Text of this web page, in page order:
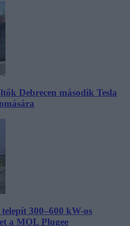
Debrecen második Tesla
300–600 kW-os
a MOL Plugee